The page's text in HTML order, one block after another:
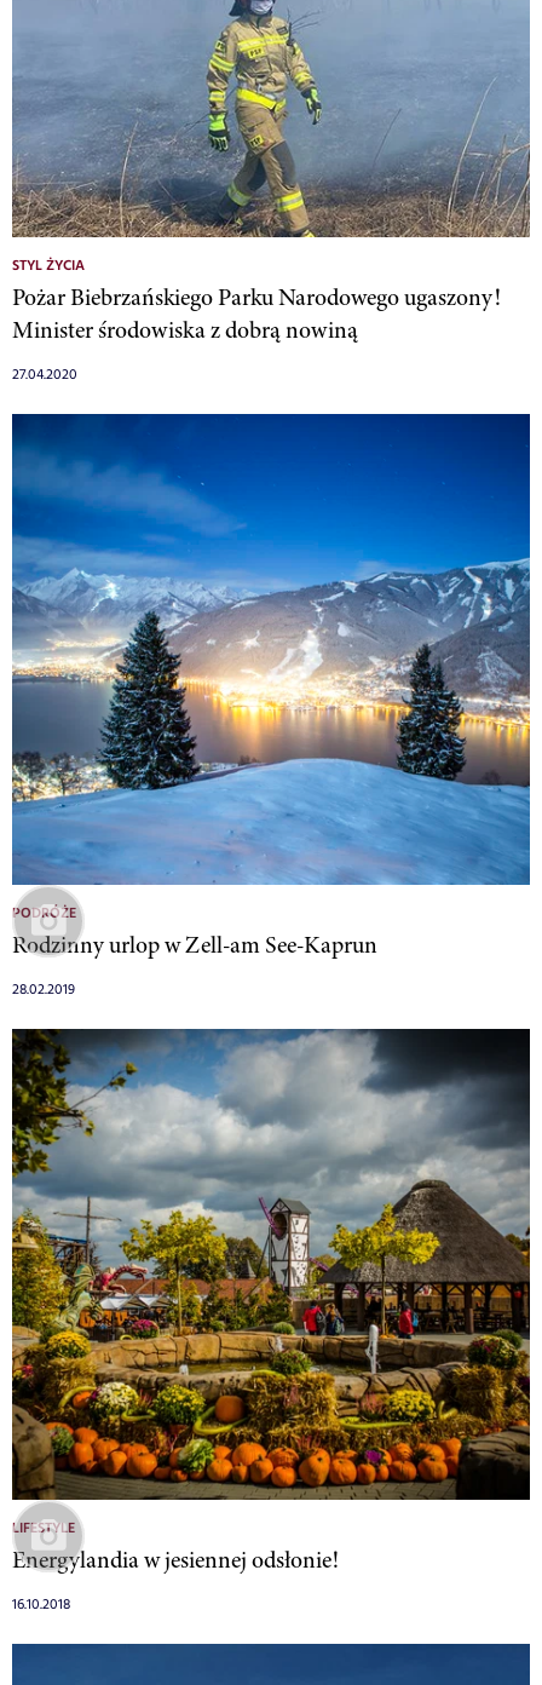
STYL ŻYCIA
Pożar Biebrzańskiego Parku Narodowego ugaszony!
Minister środowiska z dobrą nowiną
27.04.2020
PODRÓŻE
Rodzinny urlop w Zell-am See-Kaprun
28.02.2019
LIFESTYLE
Energylandia w jesiennej odsłonie!
16.10.2018